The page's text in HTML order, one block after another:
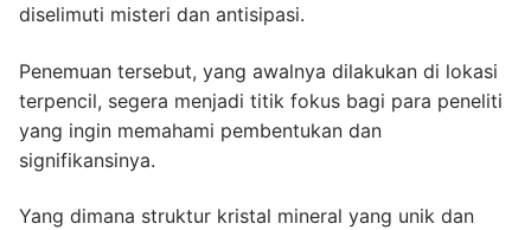
diselimuti misteri dan antisipasi.
Penemuan tersebut, yang awalnya dilakukan di lokasi
terpencil, segera menjadi titik fokus bagi para peneliti
yang ingin memahami pembentukan dan
signifikansinya.
Yang dimana struktur kristal mineral yang unik dan